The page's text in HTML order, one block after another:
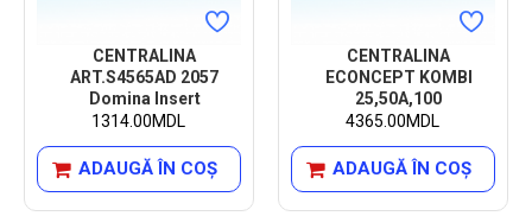
CENTRALINA
ART.S4565AD 2057
Domina Insert
1314.00MDL
ADAUGĂ ÎN COŞ
CENTRALINA
ECONCEPT KOMBI
25,50A,100
4365.00MDL
ADAUGĂ ÎN COŞ